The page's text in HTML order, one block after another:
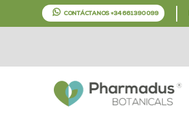
CONTÁCTANOS +34 661 390 099